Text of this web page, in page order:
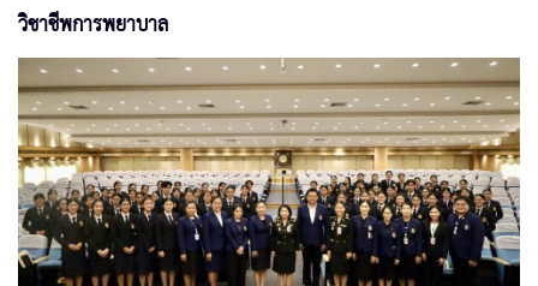
วิชาชีพการพยาบาล